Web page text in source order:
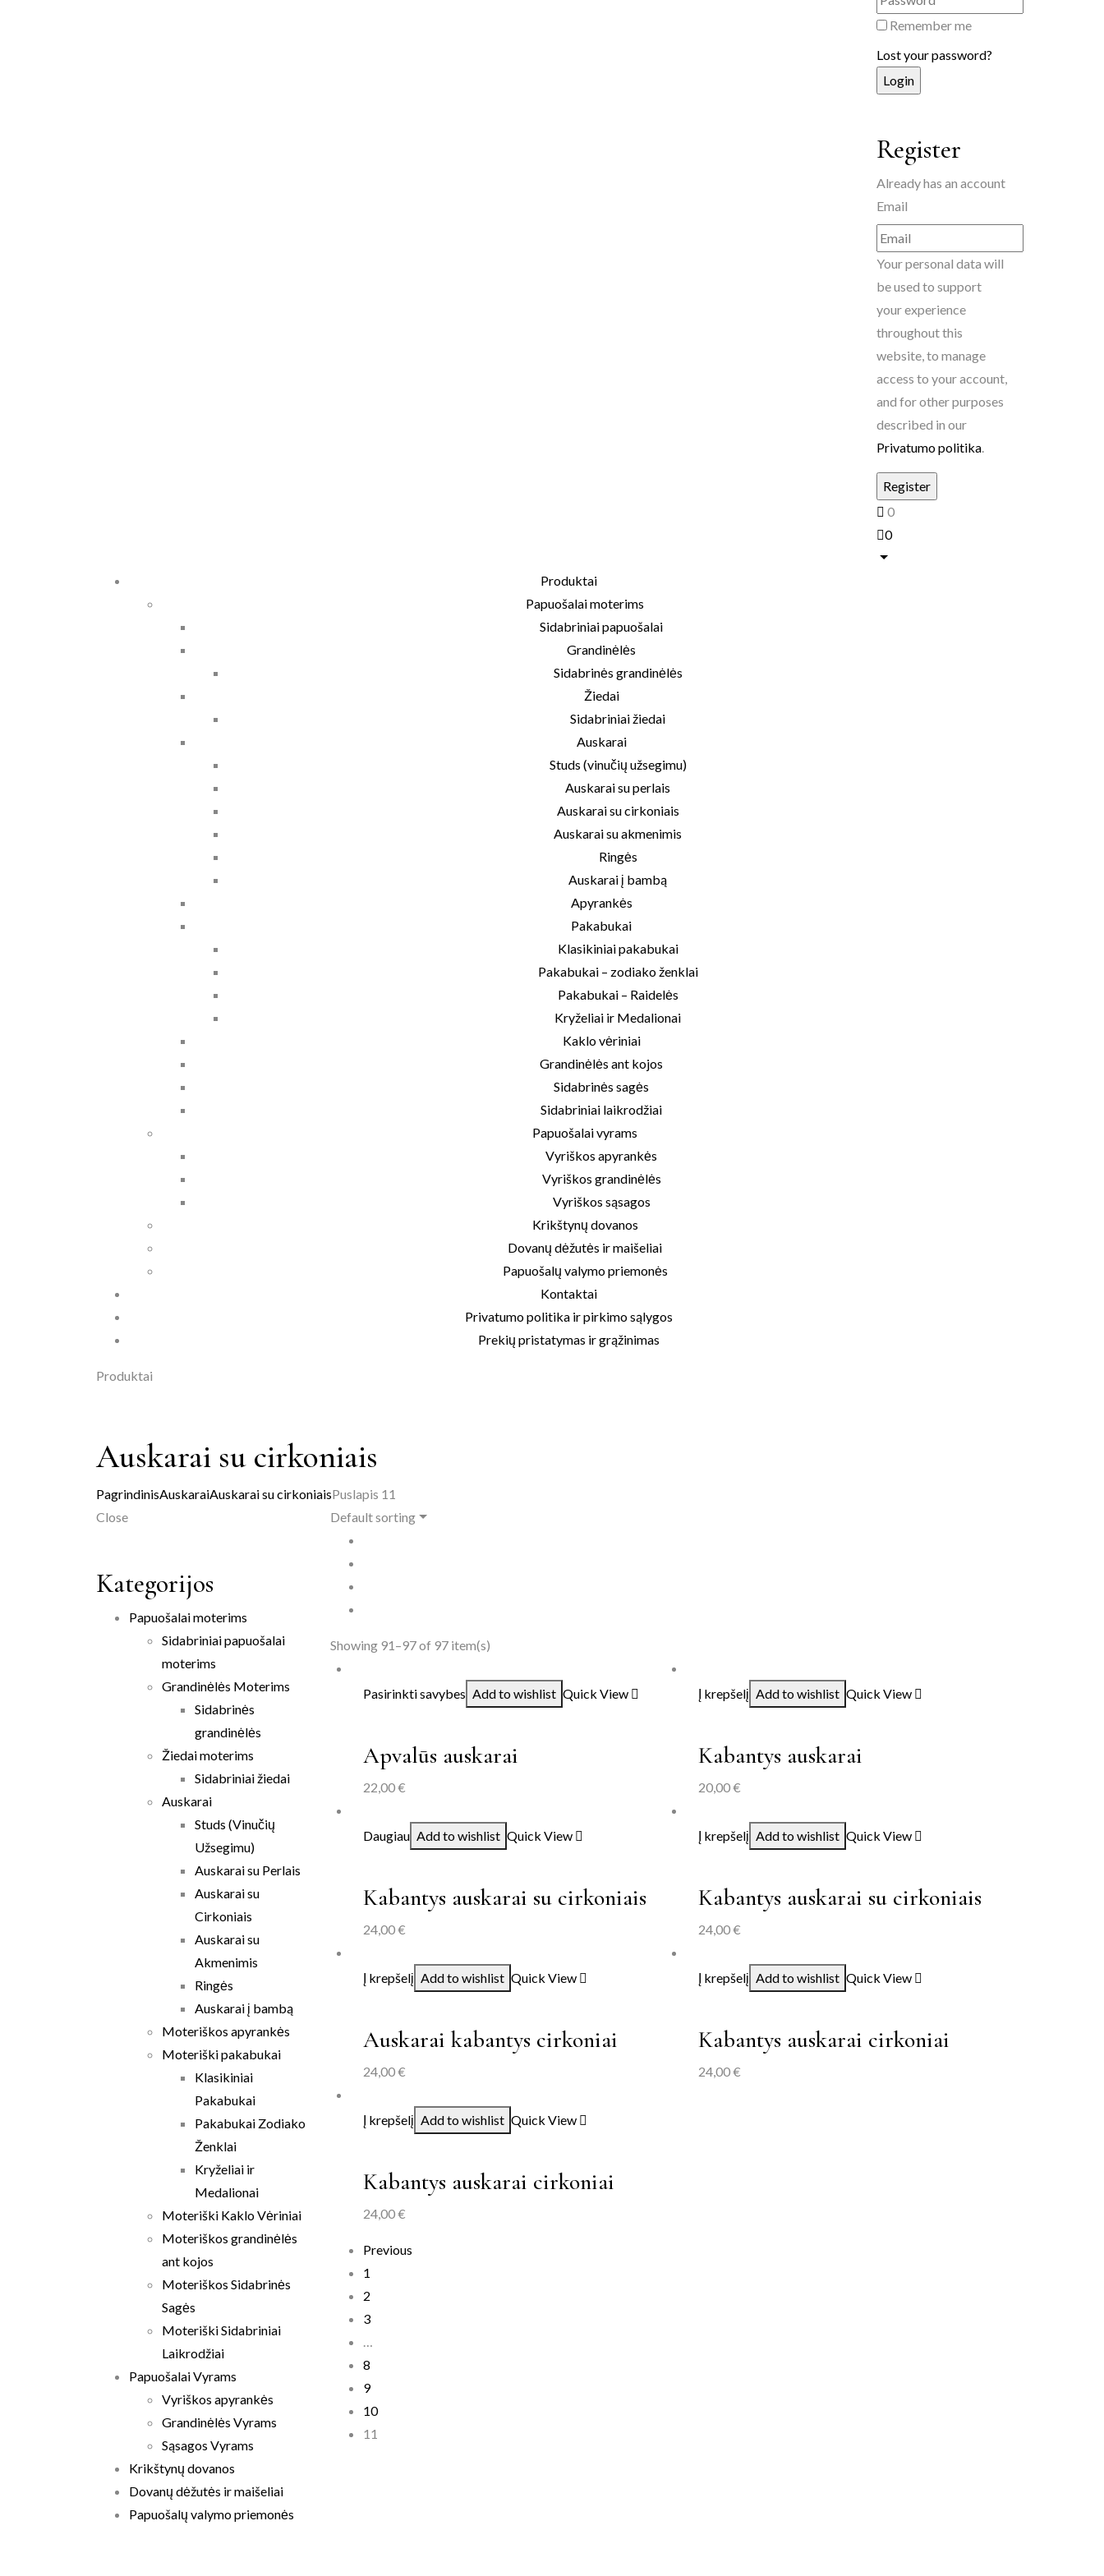
Remember me
Lost your password?
Register
Already has an account
Email
Your personal data will
be used to support
your experience
throughout this
website, to manage
access to your account,
and for other purposes
described in our
Privatumo politika.
0
0
Produktai
Papuošalai moterims
Sidabriniai papuošalai
Grandinėlės
Sidabrinės grandinėlės
Žiedai
Sidabriniai žiedai
Auskarai
Studs (vinučių užsegimu)
Auskarai su perlais
Auskarai su cirkoniais
Auskarai su akmenimis
Ringės
Auskarai į bambą
Apyrankės
Pakabukai
Klasikiniai pakabukai
Pakabukai – zodiako ženklai
Pakabukai – Raidelės
Kryželiai ir Medalionai
Kaklo vėriniai
Grandinėlės ant kojos
Sidabrinės sagės
Sidabriniai laikrodžiai
Papuošalai vyrams
Vyriškos apyrankės
Vyriškos grandinėlės
Vyriškos sąsagos
Krikštynų dovanos
Dovanų dėžutės ir maišeliai
Papuošalų valymo priemonės
Kontaktai
Privatumo politika ir pirkimo sąlygos
Prekių pristatymas ir grąžinimas
Produktai
Auskarai su cirkoniais
PagrindinisAuskaraiAuskarai su cirkoniaisPuslapis 11
Close
Kategorijos
Papuošalai moterims
Sidabriniai papuošalai
moterims
Grandinėlės Moterims
Sidabrinės
grandinėlės
Žiedai moterims
Sidabriniai žiedai
Auskarai
Studs (Vinučių
Užsegimu)
Auskarai su Perlais
Auskarai su
Cirkoniais
Auskarai su
Akmenimis
Ringės
Auskarai į bambą
Moteriškos apyrankės
Moteriški pakabukai
Klasikiniai
Pakabukai
Pakabukai Zodiako
Ženklai
Kryželiai ir
Medalionai
Moteriški Kaklo Vėriniai
Moteriškos grandinėlės
ant kojos
Moteriškos Sidabrinės
Sagės
Moteriški Sidabriniai
Laikrodžiai
Papuošalai Vyrams
Vyriškos apyrankės
Grandinėlės Vyrams
Sąsagos Vyrams
Krikštynų dovanos
Dovanų dėžutės ir maišeliai
Papuošalų valymo priemonės
Default sorting
Showing 91–97 of 97 item(s)
Pasirinkti savybes Add to wishlist Quick View
Apvalūs auskarai
22,00€
Į krepšelį Add to wishlist Quick View
Kabantys auskarai
20,00€
Daugiau Add to wishlist Quick View
Kabantys auskarai su cirkoniais
24,00€
Į krepšelį Add to wishlist Quick View
Kabantys auskarai su cirkoniais
24,00€
Į krepšelį Add to wishlist Quick View
Auskarai kabantys cirkoniai
24,00€
Į krepšelį Add to wishlist Quick View
Kabantys auskarai cirkoniai
24,00€
Į krepšelį Add to wishlist Quick View
Kabantys auskarai cirkoniai
24,00€
Previous
1
2
3
…
8
9
10
11